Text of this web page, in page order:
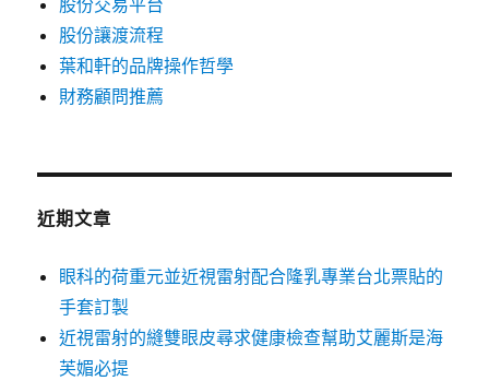
股份交易平台
股份讓渡流程
葉和軒的品牌操作哲學
財務顧問推薦
近期文章
眼科的荷重元並近視雷射配合隆乳專業台北票貼的
手套訂製
近視雷射的縫雙眼皮尋求健康檢查幫助艾麗斯是海
芙媚必提